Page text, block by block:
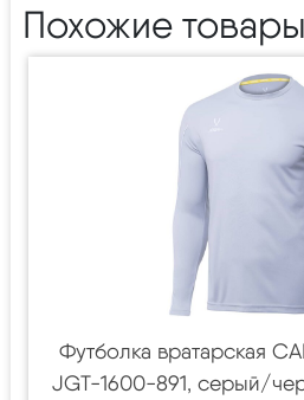
Похожие товары
Футболка вратарская
JGT-1600-891, серый/